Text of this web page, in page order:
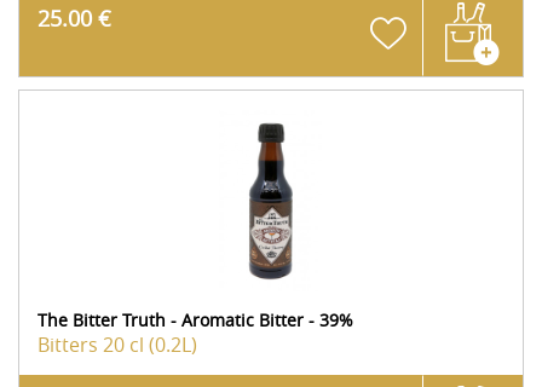
25.00 €
The Bitter Truth - Aromatic Bitter - 39%
Bitters 20 cl (0.2L)